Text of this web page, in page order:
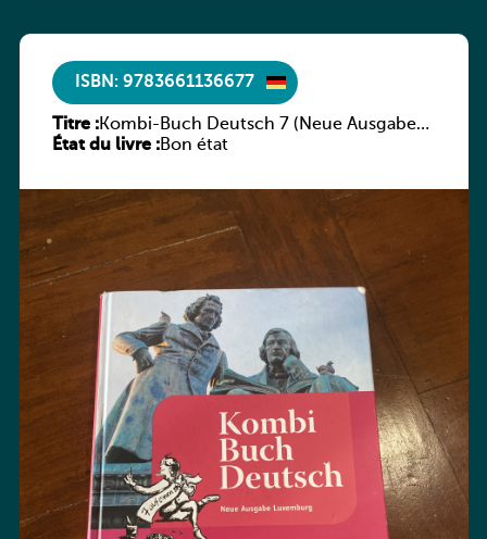
ISBN: 9783661136677
Titre :Kombi-Buch Deutsch 7 (Neue Ausgabe
Luxemburg)
État du livre :Bon état